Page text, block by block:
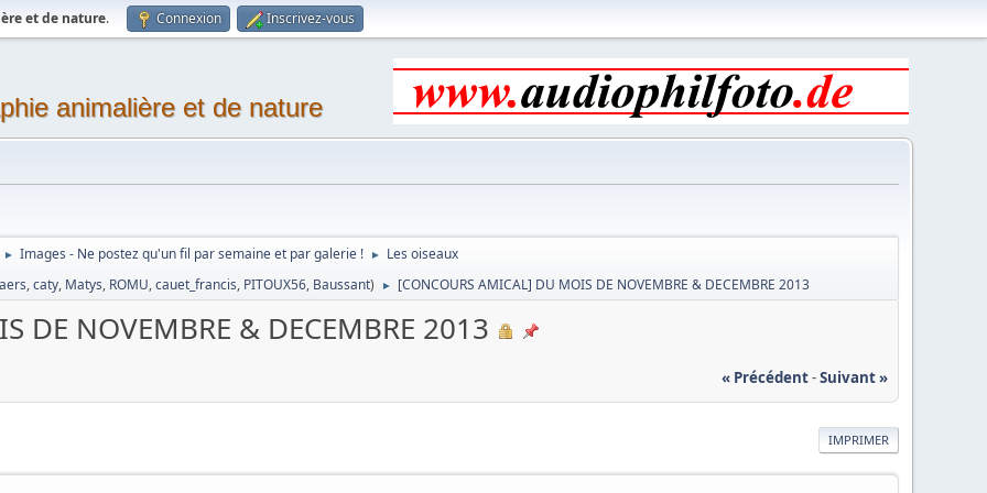
et de nature. Connexion Inscrivez-vous
animalière et de nature
► Images - Ne postez qu'un fil par semaine et par galerie ! ►
Les oiseaux
,caty, Matys, ROMU,cauet_francis, PITOUX56, Baussant) ► [CONCOURS AMICAL] DU MOIS DE NOVEMBRE & DECEMBRE 2013
DE NOVEMBRE & DECEMBRE 2013
« Précédent-Suivant »
IMPRIMER